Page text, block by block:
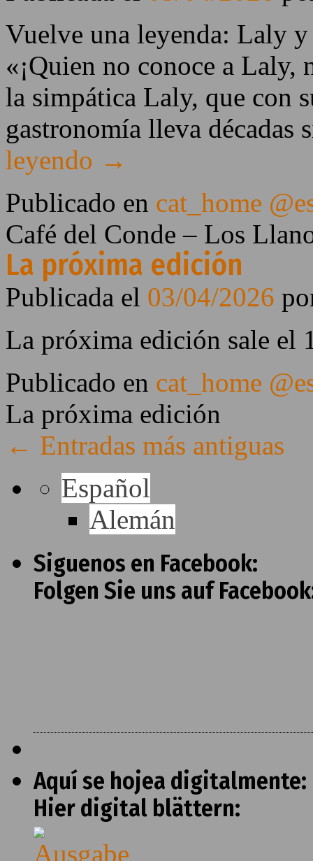
Vuelve una leyenda: Laly
«¡Quien no conoce a
la simpática Laly, que con
gastronomía lleva
leyendo →
Publicado en cat_home
Café del Conde – Los
La próxima edición
Publicada el 03/04/2026
La próxima edición sale el
Publicado en cat_home
La próxima edición
← Entradas más antiguas
Español
Alemán
Siguenos en Facebook:
Folgen Sie uns auf
Aquí se hojea digitalmente:
Hier digital blättern: